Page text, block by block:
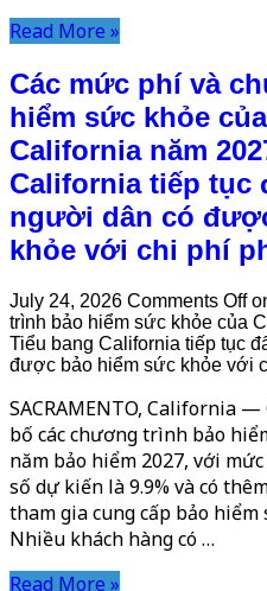
Read More »
Các mức phí và
hiểm sức khỏe
California năm
California tiếp tục
người dân có
khỏe với chi phí
July 24, 2026 Comments Off
trình bảo hiểm sức khỏe của
Tiểu bang California tiếp tục
được bảo hiểm sức khỏe với
SACRAMENTO, California
bố các chương trình bảo
năm bảo hiểm 2027, với
số dự kiến ​​là 9.9% và có
tham gia cung cấp bảo hiểm
Nhiều khách hàng có …
Read More »